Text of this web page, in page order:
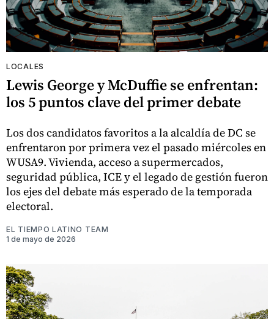
LOCALES
Lewis George y McDuffie se enfrentan:
los 5 puntos clave del primer debate
Los dos candidatos favoritos a la alcaldía de DC se
enfrentaron por primera vez el pasado miércoles en
WUSA9. Vivienda, acceso a supermercados,
seguridad pública, ICE y el legado de gestión fueron
los ejes del debate más esperado de la temporada
electoral.
EL TIEMPO LATINO TEAM
1 de mayo de 2026